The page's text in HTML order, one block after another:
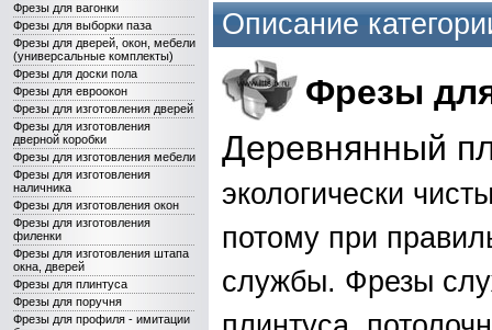
Фрезы для вагонки
Фрезы для выборки паза
Фрезы для дверей, окон, мебели
(универсальные комплекты)
Фрезы для доски пола
Фрезы для евроокон
Фрезы для изготовления дверей
Фрезы для изготовления
дверной коробки
Фрезы для изготовления мебели
Фрезы для изготовления
наличника
Фрезы для изготовления окон
Фрезы для изготовления
филенки
Фрезы для изготовления штапа
окна, дверей
Фрезы для плинтуса
Фрезы для поручня
Фрезы для профиля - имитации
Описание
Фрезы
Деревнянный
экологически
потому при
службы. Фрезы